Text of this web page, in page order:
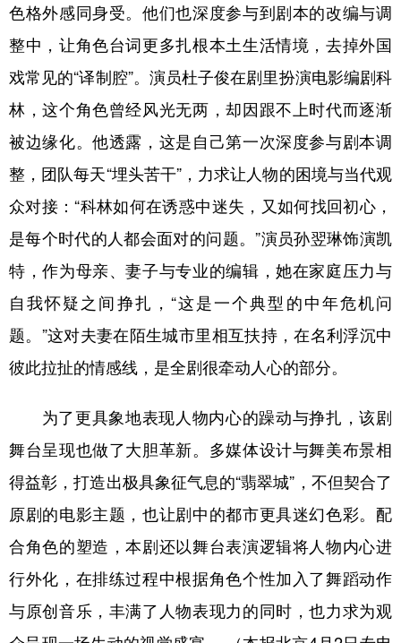
色格外感同身受。他们也深度参与到剧本的改编与调
整中，让角色台词更多扎根本土生活情境，去掉外国
戏常见的“译制腔”。演员杜子俊在剧里扮演电影编剧科
林，这个角色曾经风光无两，却因跟不上时代而逐渐
被边缘化。他透露，这是自己第一次深度参与剧本调
整，团队每天“埋头苦干”，力求让人物的困境与当代观
众对接：“科林如何在诱惑中迷失，又如何找回初心，
是每个时代的人都会面对的问题。”演员孙翌琳饰演凯
特，作为母亲、妻子与专业的编辑，她在家庭压力与
自我怀疑之间挣扎，“这是一个典型的中年危机问
题。”这对夫妻在陌生城市里相互扶持，在名利浮沉中
彼此拉扯的情感线，是全剧很牵动人心的部分。
为了更具象地表现人物内心的躁动与挣扎，该剧
舞台呈现也做了大胆革新。多媒体设计与舞美布景相
得益彰，打造出极具象征气息的“翡翠城”，不但契合了
原剧的电影主题，也让剧中的都市更具迷幻色彩。配
合角色的塑造，本剧还以舞台表演逻辑将人物内心进
行外化，在排练过程中根据角色个性加入了舞蹈动作
与原创音乐，丰满了人物表现力的同时，也力求为观